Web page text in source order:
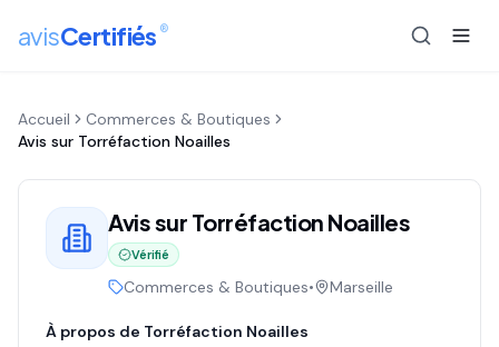
avisCertifiés ®
Accueil
Commerces & Boutiques
Avis sur Torréfaction Noailles
Avis sur Torréfaction Noailles
Vérifié
Commerces & Boutiques• Marseille
À propos de Torréfaction Noailles